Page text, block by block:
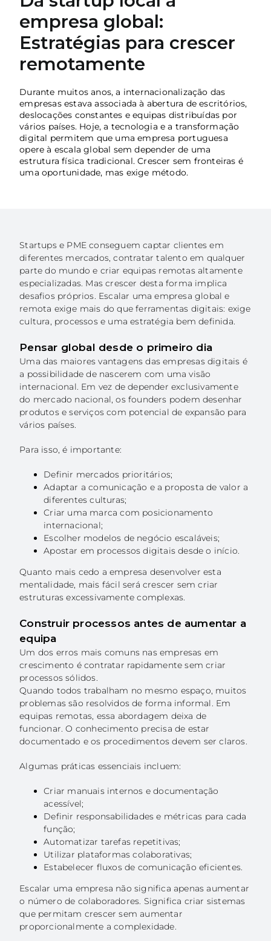
Açores
Algarve
PRR
Turismo de Portugal
PEPAC Agricultura
Portugal 2030
NOTÍCIAS
CONTACTOS
EN
empresa global:
Estratégias para crescer
remotamente
Durante muitos anos, a internacionalização das
empresas estava associada à abertura de escritórios,
deslocações constantes e equipas distribuídas por
vários países. Hoje, a tecnologia e a transformação
digital permitem que uma empresa portuguesa
opere à escala global sem depender de uma
estrutura física tradicional. Crescer sem fronteiras é
uma oportunidade, mas exige método.
Startups e PME conseguem captar clientes em
diferentes mercados, contratar talento em qualquer
parte do mundo e criar equipas remotas altamente
especializadas. Mas crescer desta forma implica
desafios próprios. Escalar uma empresa global e
remota exige mais do que ferramentas digitais: exige
cultura, processos e uma estratégia bem definida.
Pensar global desde o primeiro dia
Uma das maiores vantagens das empresas digitais é
a possibilidade de nascerem com uma visão
internacional. Em vez de depender exclusivamente
do mercado nacional, os founders podem desenhar
produtos e serviços com potencial de expansão para
vários países.
Para isso, é importante:
Definir mercados prioritários;
Adaptar a comunicação e a proposta de valor a
diferentes culturas;
Criar uma marca com posicionamento
internacional;
Escolher modelos de negócio escaláveis;
Apostar em processos digitais desde o início.
Quanto mais cedo a empresa desenvolver esta
mentalidade, mais fácil será crescer sem criar
estruturas excessivamente complexas.
Construir processos antes de aumentar a
equipa
Um dos erros mais comuns nas empresas em
crescimento é contratar rapidamente sem criar
processos sólidos.
Quando todos trabalham no mesmo espaço, muitos
problemas são resolvidos de forma informal. Em
equipas remotas, essa abordagem deixa de
funcionar. O conhecimento precisa de estar
documentado e os procedimentos devem ser claros.
Algumas práticas essenciais incluem:
Criar manuais internos e documentação
acessível;
Definir responsabilidades e métricas para cada
função;
Automatizar tarefas repetitivas;
Utilizar plataformas colaborativas;
Estabelecer fluxos de comunicação eficientes.
Escalar uma empresa não significa apenas aumentar
o número de colaboradores. Significa criar sistemas
que permitam crescer sem aumentar
proporcionalmente a complexidade.